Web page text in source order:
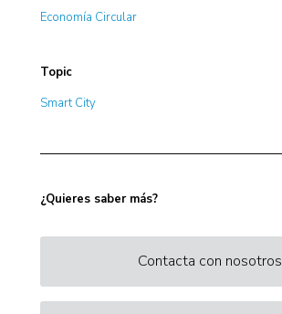
Economía Circular
Topic
Smart City
¿Quieres saber más?
Contacta con nosotros